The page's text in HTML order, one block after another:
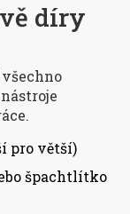
díry
pro větší)
špachtlítko